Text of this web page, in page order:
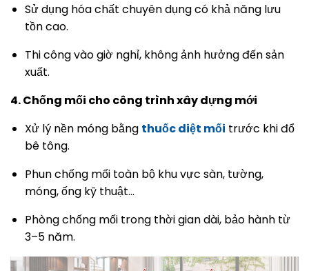
Sử dụng hóa chất chuyên dụng có khả năng lưu
tồn cao.
Thi công vào giờ nghỉ, không ảnh hưởng đến sản
xuất.
4. Chống mối cho công trình xây dựng mới
Xử lý nền móng bằng thuốc diệt mối trước khi đổ
bê tông.
Phun chống mối toàn bộ khu vực sàn, tường,
móng, ống kỹ thuật…
Phòng chống mối trong thời gian dài, bảo hành từ
3–5 năm.